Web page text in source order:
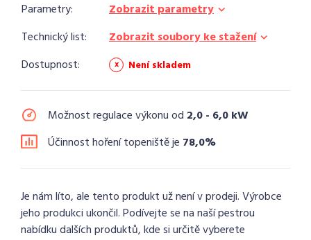
Parametry:
Zobrazit parametry
Technický list:
Zobrazit soubory ke stažení
Dostupnost:
Není skladem
Možnost regulace výkonu od 2,0 - 6,0 kW
Účinnost hoření topeniště je 78,0%
Je nám líto, ale tento produkt už není v prodeji. Výrobce
jeho produkci ukončil. Podívejte se na naší pestrou
nabídku dalších produktů, kde si určitě vyberete